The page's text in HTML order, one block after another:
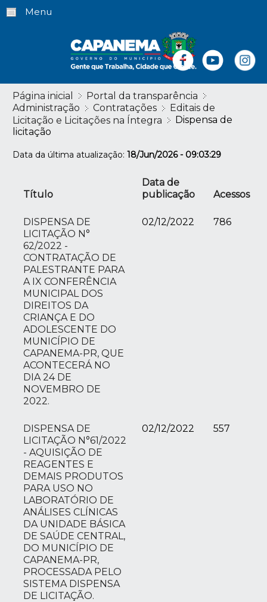
Menu
Página inicial
Portal da transparência
Administração
Contratações
Editais de
Licitação e Licitações na Íntegra
Dispensa de
licitação
Data da última atualização:18/Jun/2026 - 09:03:29
Título
Data de
publicação
Acessos
DISPENSA DE
LICITAÇÃO N°
62/2022 -
CONTRATAÇÃO DE
PALESTRANTE PARA
A IX CONFERÊNCIA
MUNICIPAL DOS
DIREITOS DA
CRIANÇA E DO
ADOLESCENTE DO
MUNICÍPIO DE
CAPANEMA-PR, QUE
ACONTECERÁ NO
DIA 24 DE
NOVEMBRO DE
2022.
02/12/2022 786
DISPENSA DE
LICITAÇÃO N°61/2022
- AQUISIÇÃO DE
REAGENTES E
DEMAIS PRODUTOS
PARA USO NO
LABORATÓRIO DE
ANÁLISES CLÍNICAS
DA UNIDADE BÁSICA
DE SAÚDE CENTRAL,
DO MUNICÍPIO DE
CAPANEMA-PR,
PROCESSADA PELO
SISTEMA DISPENSA
DE LICITAÇÃO.
02/12/2022 557